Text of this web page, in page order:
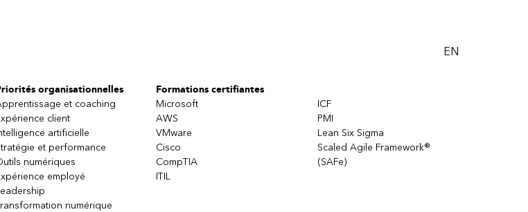
EN
organisationnelles
et coaching
client
artificielle
et performance
numériques
employé
numérique
Formations certifiantes
Microsoft
AWS
VMware
Cisco
CompTIA
ITIL
ICF
PMI
Lean Six Sigma
Scaled Agile Framework®
(SAFe)